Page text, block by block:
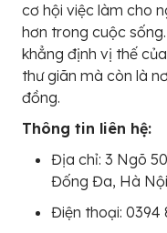
cơ hội việc làm cho
hơn trong cuộc
khẳng định vị thế
thư giãn mà còn là
đồng.
Thông tin liên hệ:
Địa chỉ: 3 Ngõ
Đống Đa, Hà
Điện thoại: 0394